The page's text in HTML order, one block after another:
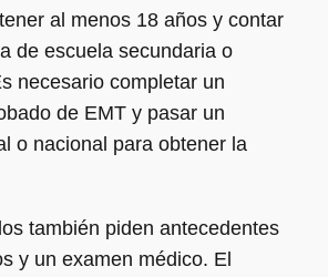
al menos 18 años y contar
de escuela secundaria o
necesario completar un
de EMT y pasar un
o nacional para obtener la
también piden antecedentes
y un examen médico. El